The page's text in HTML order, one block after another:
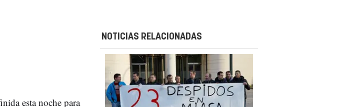
esta noche para
NOTICIAS RELACIONADAS